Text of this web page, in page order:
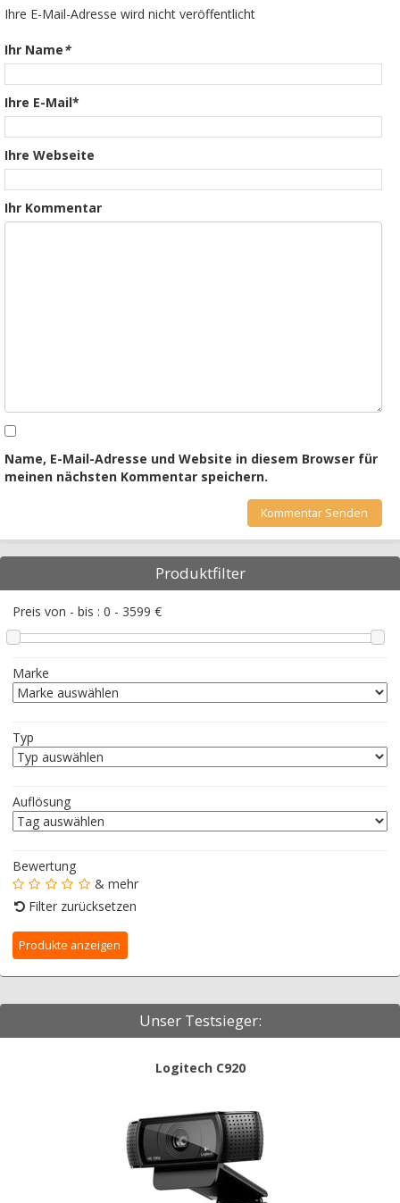
Ihre E-Mail-Adresse wird nicht veröffentlicht
Ihr Name*
Ihre E-Mail*
Ihre Webseite
Ihr Kommentar
Name, E-Mail-Adresse und Website in diesem Browser für
meinen nächsten Kommentar speichern.
Produktfilter
Preis von - bis : 0 - 3599 €
Marke
Typ
Auflösung
Bewertung
& mehr
Filter zurücksetzen
Unser Testsieger:
Logitech C920